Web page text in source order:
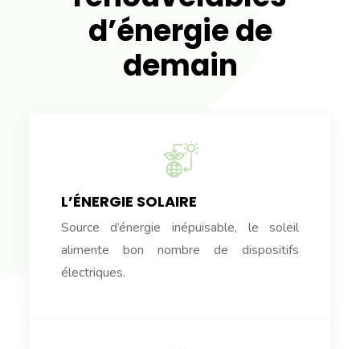
d’énergie de
demain
L’ÉNERGIE SOLAIRE
Source d’énergie inépuisable, le soleil
alimente bon nombre de dispositifs
électriques.